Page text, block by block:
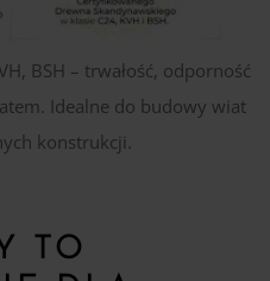
BSH – trwałość, odporność
Idealne do budowy wiat
konstrukcji.
TO